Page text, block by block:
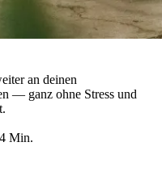
an deinen
— ganz ohne Stress und
Min.